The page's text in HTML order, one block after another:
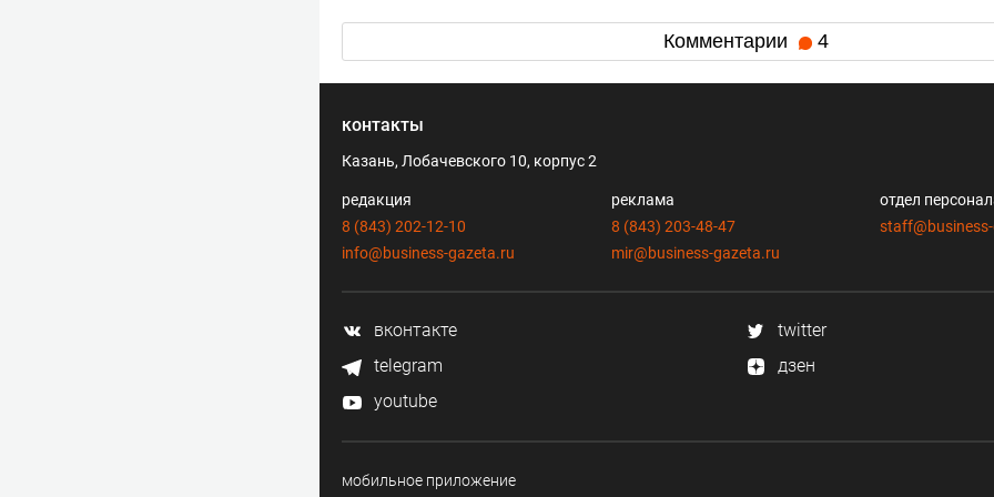
Комментарии 4
контакты
Казань, Лобачевского 10, корпус 2
редакция
8 (843) 202-12-10
info@business-gazeta.ru
реклама
8 (843) 203-48-47
mir@business-gazeta.ru
отдел
вконтакте
twitter
telegram
дзен
youtube
мобильное приложение